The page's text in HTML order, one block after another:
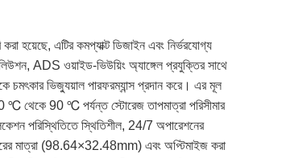
করা হয়েছে, এটির কমপ্যাক্ট ডিজাইন এবং নির্ভরযোগ্য
ADS ওয়াইড-ভিউয়িং অ্যাঙ্গেল প্রযুক্তির সাথে
চমৎকার ভিজ্যুয়াল পারফরম্যান্স প্রদান করে। এর মূল
℃ থেকে 90 ℃ পর্যন্ত স্টোরেজ তাপমাত্রা পরিসীমার
পরিস্থিতিতে স্থিতিশীল, 24/7 অপারেশনের
মাত্রা (98.64×32.48mm) এবং অপ্টিমাইজ করা